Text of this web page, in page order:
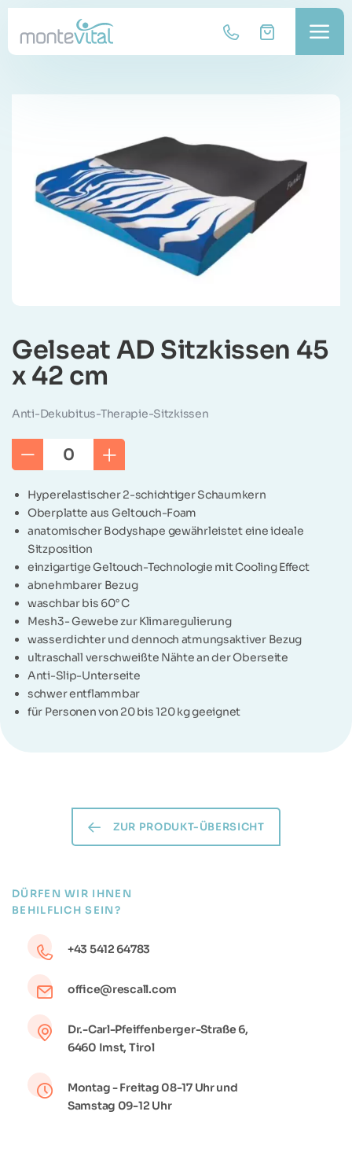
Gelseat AD Sitzkissen 45
x 42 cm
Anti-Dekubitus-Therapie-Sitzkissen
Hyperelastischer 2-schichtiger Schaumkern
Oberplatte aus Geltouch-Foam
anatomischer Bodyshape gewährleistet eine ideale
Sitzposition
einzigartige Geltouch-Technologie mit Cooling Effect
abnehmbarer Bezug
waschbar bis 60° C
Mesh3- Gewebe zur Klimaregulierung
wasserdichter und dennoch atmungsaktiver Bezug
ultraschall verschweißte Nähte an der Oberseite
Anti-Slip-Unterseite
schwer entflammbar
für Personen von 20 bis 120 kg geeignet
ZUR PRODUKT-ÜBERSICHT
DÜRFEN WIR IHNEN
BEHILFLICH SEIN?
+43 5412 64783
Dr.-Carl-Pfeiffenberger-Straße 6,
6460 Imst, Tirol
office@rescall.com
Montag - Freitag 08-17 Uhr und
Samstag 09-12 Uhr